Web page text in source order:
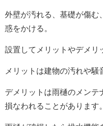
外壁が汚れる、基礎が傷む
惑をかける。
設置してメリットやデメリ
メリットは建物の汚れや騒
デメリットは雨樋のメンテ
損なわれることがあります。